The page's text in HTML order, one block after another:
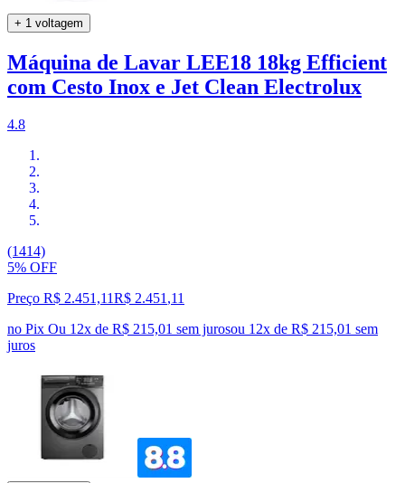
+ 1 voltagem
Máquina de Lavar LEE18 18kg Efficient
com Cesto Inox e Jet Clean Electrolux
4.8
(1414)
5% OFF
Preço R$ 2.451,11R$ 2.451,11
no Pix Ou 12x de R$ 215,01 sem jurosou 12x de R$ 215,01 sem
juros